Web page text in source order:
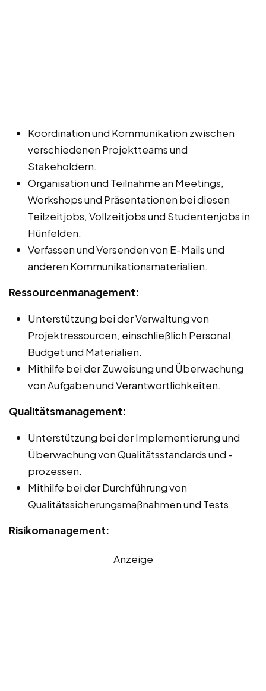
Koordination und Kommunikation zwischen
verschiedenen Projektteams und
Stakeholdern.
Organisation und Teilnahme an Meetings,
Workshops und Präsentationen bei diesen
Teilzeitjobs, Vollzeitjobs und Studentenjobs in
Hünfelden.
Verfassen und Versenden von E-Mails und
anderen Kommunikationsmaterialien.
Ressourcenmanagement:
Unterstützung bei der Verwaltung von
Projektressourcen, einschließlich Personal,
Budget und Materialien.
Mithilfe bei der Zuweisung und Überwachung
von Aufgaben und Verantwortlichkeiten.
Qualitätsmanagement:
Unterstützung bei der Implementierung und
Überwachung von Qualitätsstandards und -
prozessen.
Mithilfe bei der Durchführung von
Qualitätssicherungsmaßnahmen und Tests.
Risikomanagement:
Anzeige